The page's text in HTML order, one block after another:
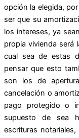
opción la elegida,
ser que su
los intereses, ya
propia vivienda será
cual sea de estas
pensar que esto
son los de
cancelación o
pago protegido o
supuesto de sea
escrituras